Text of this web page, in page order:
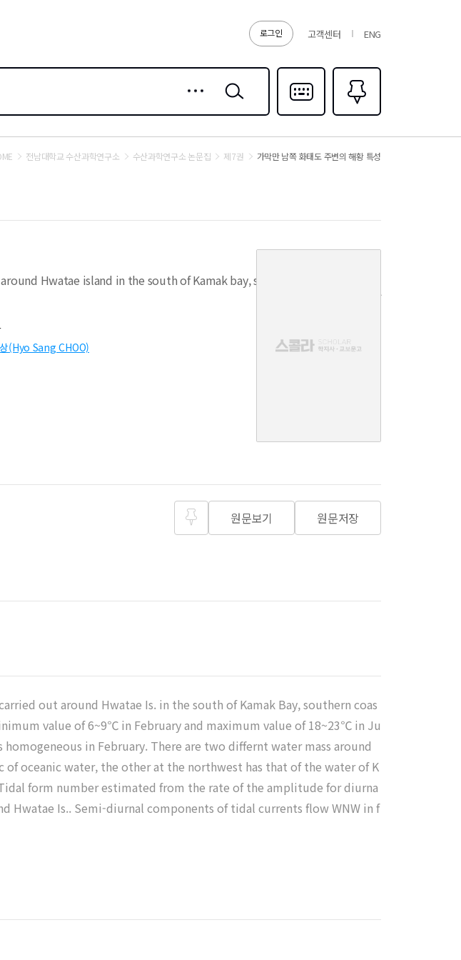
로그인 고객센터 ENG
검색
다국어입력
즐겨찾기0
전남대학교 수산과학연구소 수산과학연구소 논문집 제7권 가막만 남쪽 화태도 주변의 해황 특성
Hwatae island in the south of Kamak bay, southern coast of
(Hyo Sang CHOO)
원문보기 원문저장
out around Hwatae Is. in the south of Kamak Bay, southern coas
value of 6~9℃ in February and maximum value of 18~23℃ in Ju
in February. There are two differnt water mass around
oceanic water, the other at the northwest has that of the water of K
form number estimated from the rate of the amplitude for diurna
Is.. Semi-diurnal components of tidal currents flow WNW in f